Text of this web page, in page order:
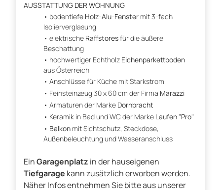
AUSSTATTUNG DER WOHNUNG
bodentiefe Holz-Alu-Fenster mit 3-fach
Isolierverglasung
elektrische Raffstoresfür die äußere
Beschattung
hochwertiger Echtholz Eichenparkettboden
aus Österreich
Anschlüsse für Küche mit Starkstrom
Feinsteinzeug 30 x 60 cm der Firma Marazzi
Armaturen der Marke Dornbracht
Keramik in Bad und WC der Marke Laufen "Pro"
Balkon mit Sichtschutz, Steckdose,
Außenbeleuchtung und Wasseranschluss
EinGaragenplatz in der hauseigenen
Tiefgarage kann zusätzlich erworben werden.
Näher Infos entnehmen Sie bitte aus unserer